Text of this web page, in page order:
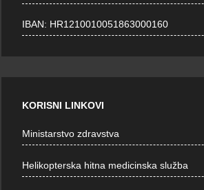
IBAN: HR1210010051863000160
KORISNI LINKOVI
Ministarstvo zdravstva
Helikopterska hitna medicinska služba